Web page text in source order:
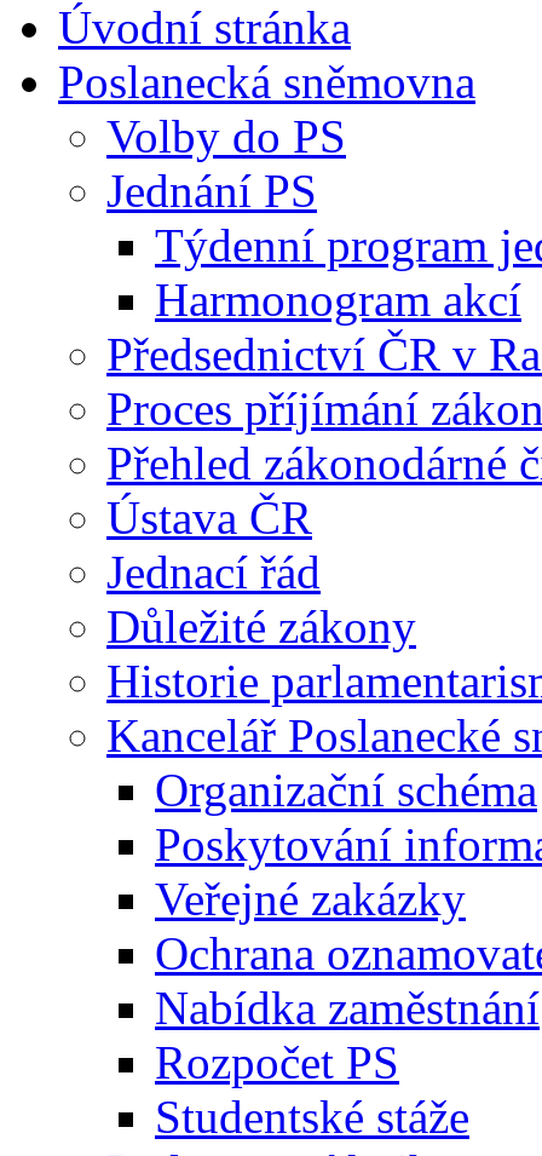
Úvodní stránka
Poslanecká sněmovna
Volby do PS
Jednání PS
Týdenní program
Harmonogram akcí
Předsednictví ČR v
Proces příjímání
Přehled zákonodárné
Ústava ČR
Jednací řád
Důležité zákony
Historie
Kancelář Poslanecké
Organizační schéma
Poskytování
Veřejné zakázky
Ochrana
Nabídka zaměstnání
Rozpočet PS
Studentské stáže